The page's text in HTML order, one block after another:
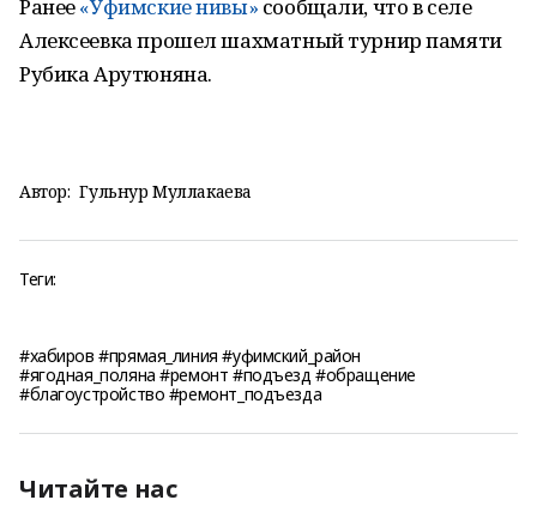
Ранее«Уфимские нивы» сообщали, что в селе
Алексеевка прошел шахматный турнир памяти
Рубика Арутюняна.
Автор: Гульнур Муллакаева
Теги:
#хабиров #прямая_линия #уфимский_район
#ягодная_поляна #ремонт #подъезд #обращение
#благоустройство #ремонт_подъезда
Читайте нас